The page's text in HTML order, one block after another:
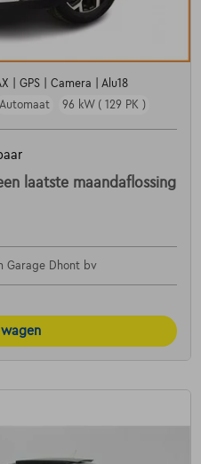
| GPS | Camera | Alu18
Automaat 96 kW ( 129 PK )
laatste maandaflossing
Garage Dhont bv
wagen